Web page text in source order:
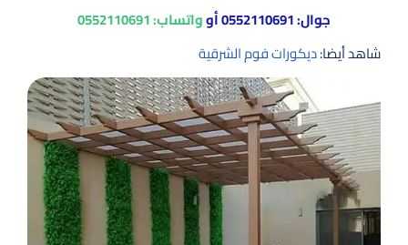
جوال:0552110691أوواتساب:0552110691
شاهد أيضا:ديكورات فوم الشرقية